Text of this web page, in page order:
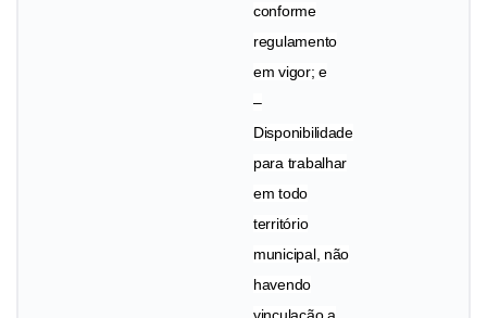
conforme
regulamento
em vigor; e
–
Disponibilidade
para trabalhar
em todo
território
municipal, não
havendo